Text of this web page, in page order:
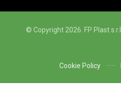
© Copyright 2026. FP Plast s.r.l.
Cookie Policy